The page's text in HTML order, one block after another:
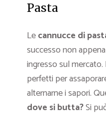
Pasta
Lecannucce di
successo non
ingresso sul
perfetti per
alternarne i sapori.
dove si butta?Si